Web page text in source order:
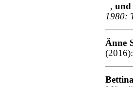
–, und
1980:
Änne